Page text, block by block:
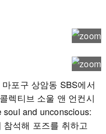
포구 상암동 SBS에서
렉티브 소울 앤 언컨시
soul and unconscious:
석해 포즈를 취하고